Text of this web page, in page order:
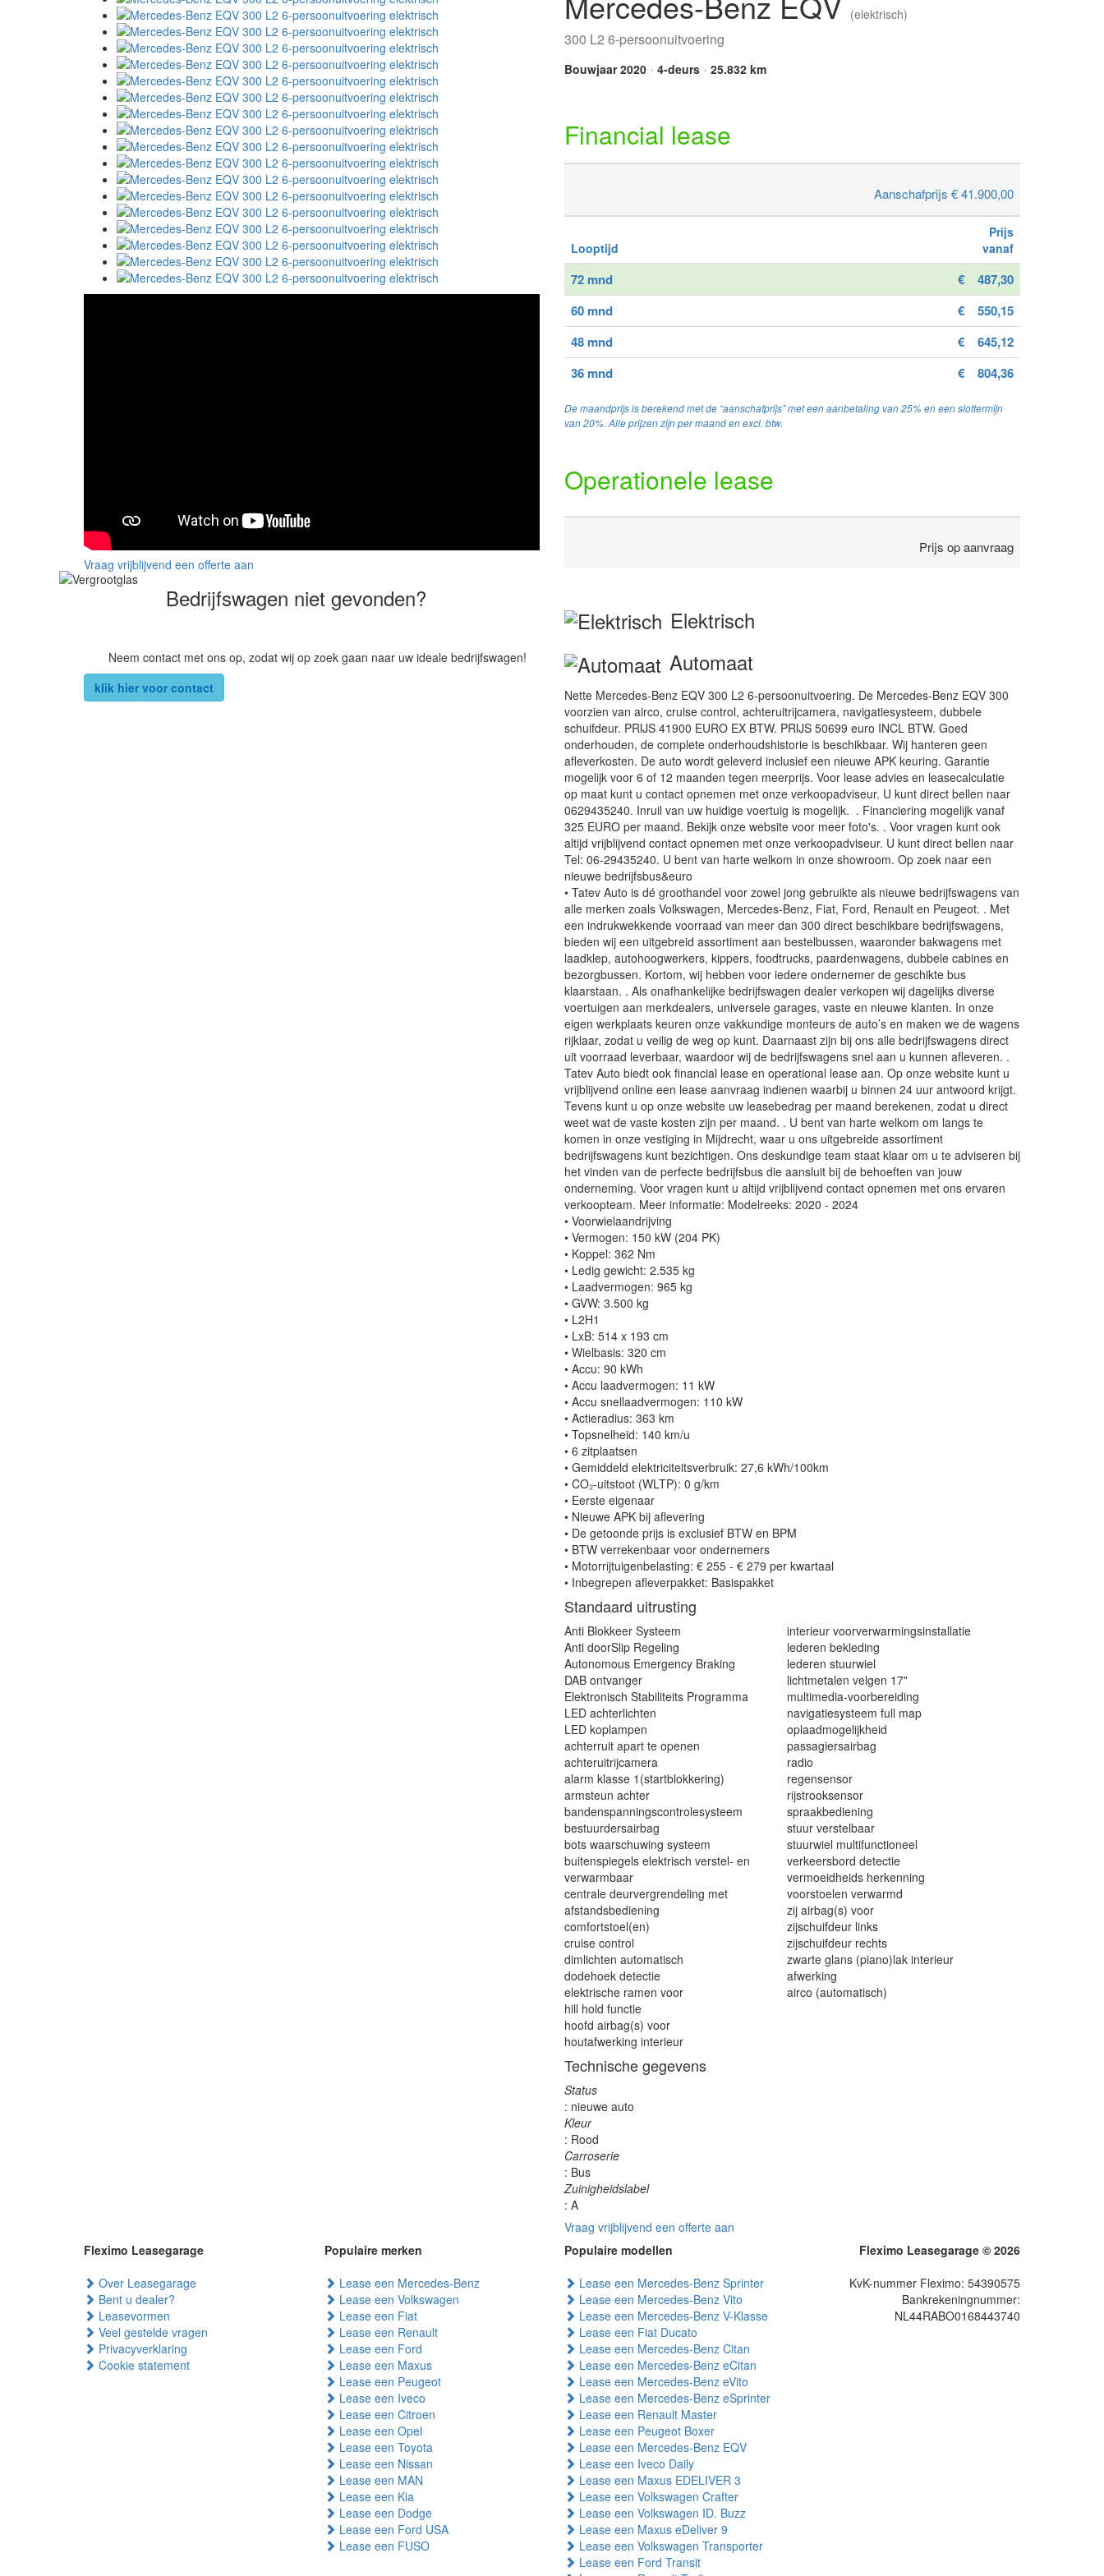
Vraag vrijblijvend een offerte aan
Bedrijfswagen niet gevonden?
Neem contact met ons op, zodat wij op zoek gaan naar uw ideale bedrijfswagen!
klik hier voor contact
(elektrisch)
300 L2 6-persoonuitvoering
Bouwjaar 2020 • 4-deurs • 25.832 km
Financial lease
Aanschafprijs € 41.900,00
Looptijd
Prijs
vanaf
72 mnd €
487,30
60 mnd
€
550,15
48 mnd
€
645,12
36 mnd
€ 804,36
De maandprijs is berekend met de “aanschafprijs” met een aanbetaling van 25% en een slottermijn
van 20%. Alle prijzen zijn per maand en excl. btw.
Operationele lease
Prijs op aanvraag
Elektrisch
Automaat
Nette Mercedes-Benz EQV 300 L2 6-persoonuitvoering. De Mercedes-Benz EQV 300
voorzien van airco, cruise control, achteruitrijcamera, navigatiesysteem, dubbele
schuifdeur. PRIJS 41900 EURO EX BTW. PRIJS 50699 euro INCL BTW. Goed
onderhouden, de complete onderhoudshistorie is beschikbaar. Wij hanteren geen
afleverkosten. De auto wordt geleverd inclusief een nieuwe APK keuring. Garantie
mogelijk voor 6 of 12 maanden tegen meerprijs. Voor lease advies en leasecalculatie
op maat kunt u contact opnemen met onze verkoopadviseur. U kunt direct bellen naar
0629435240. Inruil van uw huidige voertuig is mogelijk. . Financiering mogelijk vanaf
325 EURO per maand. Bekijk onze website voor meer foto's. . Voor vragen kunt ook
altijd vrijblijvend contact opnemen met onze verkoopadviseur. U kunt direct bellen naar
Tel: 06-29435240. U bent van harte welkom in onze showroom. Op zoek naar een
nieuwe bedrijfsbus&euro
• Tatev Auto is dé groothandel voor zowel jong gebruikte als nieuwe bedrijfswagens van
alle merken zoals Volkswagen, Mercedes-Benz, Fiat, Ford, Renault en Peugeot. . Met
een indrukwekkende voorraad van meer dan 300 direct beschikbare bedrijfswagens,
bieden wij een uitgebreid assortiment aan bestelbussen, waaronder bakwagens met
laadklep, autohoogwerkers, kippers, foodtrucks, paardenwagens, dubbele cabines en
bezorgbussen. Kortom, wij hebben voor iedere ondernemer de geschikte bus
klaarstaan. . Als onafhankelijke bedrijfswagen dealer verkopen wij dagelijks diverse
voertuigen aan merkdealers, universele garages, vaste en nieuwe klanten. In onze
eigen werkplaats keuren onze vakkundige monteurs de auto’s en maken we de wagens
rijklaar, zodat u veilig de weg op kunt. Daarnaast zijn bij ons alle bedrijfswagens direct
uit voorraad leverbaar, waardoor wij de bedrijfswagens snel aan u kunnen afleveren. .
Tatev Auto biedt ook financial lease en operational lease aan. Op onze website kunt u
vrijblijvend online een lease aanvraag indienen waarbij u binnen 24 uur antwoord krijgt.
Tevens kunt u op onze website uw leasebedrag per maand berekenen, zodat u direct
weet wat de vaste kosten zijn per maand. . U bent van harte welkom om langs te
komen in onze vestiging in Mijdrecht, waar u ons uitgebreide assortiment
bedrijfswagens kunt bezichtigen. Ons deskundige team staat klaar om u te adviseren bij
het vinden van de perfecte bedrijfsbus die aansluit bij de behoeften van jouw
onderneming. Voor vragen kunt u altijd vrijblijvend contact opnemen met ons ervaren
verkoopteam. Meer informatie: Modelreeks: 2020 - 2024
• Voorwielaandrijving
• Vermogen: 150 kW (204 PK)
• Koppel: 362 Nm
• Ledig gewicht: 2.535 kg
• Laadvermogen: 965 kg
• GVW: 3.500 kg
• L2H1
• LxB: 514 x 193 cm
• Wielbasis: 320 cm
• Accu: 90 kWh
• Accu laadvermogen: 11 kW
• Accu snellaadvermogen: 110 kW
• Actieradius: 363 km
• Topsnelheid: 140 km/u
• 6 zitplaatsen
• Gemiddeld elektriciteitsverbruik: 27,6 kWh/100km
• CO₂-uitstoot (WLTP): 0 g/km
• Eerste eigenaar
• Nieuwe APK bij aflevering
• De getoonde prijs is exclusief BTW en BPM
• BTW verrekenbaar voor ondernemers
• Motorrijtuigenbelasting: € 255 - € 279 per kwartaal
• Inbegrepen afleverpakket: Basispakket
Standaard uitrusting
Anti Blokkeer Systeem
Anti doorSlip Regeling
Autonomous Emergency Braking
DAB ontvanger
Elektronisch Stabiliteits Programma
LED achterlichten
LED koplampen
achterruit apart te openen
achteruitrijcamera
alarm klasse 1(startblokkering)
armsteun achter
bandenspanningscontrolesysteem
bestuurdersairbag
bots waarschuwing systeem
buitenspiegels elektrisch verstel- en
verwarmbaar
centrale deurvergrendeling met
afstandsbediening
comfortstoel(en)
cruise control
dimlichten automatisch
dodehoek detectie
elektrische ramen voor
hill hold functie
hoofd airbag(s) voor
houtafwerking interieur
interieur voorverwarmingsinstallatie
lederen bekleding
lederen stuurwiel
lichtmetalen velgen 17"
multimedia-voorbereiding
navigatiesysteem full map
oplaadmogelijkheid
passagiersairbag
radio
regensensor
rijstrooksensor
spraakbediening
stuur verstelbaar
stuurwiel multifunctioneel
verkeersbord detectie
vermoeidheids herkenning
voorstoelen verwarmd
zij airbag(s) voor
zijschuifdeur links
zijschuifdeur rechts
zwarte glans (piano)lak interieur
afwerking
airco (automatisch)
Technische gegevens
Status
: nieuwe auto
Kleur
: Rood
Carroserie
: Bus
Zuinigheidslabel
: A
Vraag vrijblijvend een offerte aan
Fleximo Leasegarage
Over Leasegarage
Bent u dealer?
Leasevormen
Veel gestelde vragen
Privacyverklaring
Cookie statement
Populaire merken
Lease een Mercedes-Benz
Lease een Volkswagen
Lease een Fiat
Lease een Renault
Lease een Ford
Lease een Maxus
Lease een Peugeot
Lease een Iveco
Lease een Citroen
Lease een Opel
Lease een Toyota
Lease een Nissan
Lease een MAN
Lease een Kia
Lease een Dodge
Lease een Ford USA
Lease een FUSO
Populaire modellen
Lease een Mercedes-Benz Sprinter
Lease een Mercedes-Benz Vito
Lease een Mercedes-Benz V-Klasse
Lease een Fiat Ducato
Lease een Mercedes-Benz Citan
Lease een Mercedes-Benz eCitan
Lease een Mercedes-Benz eVito
Lease een Mercedes-Benz eSprinter
Lease een Renault Master
Lease een Peugeot Boxer
Lease een Mercedes-Benz EQV
Lease een Iveco Daily
Lease een Maxus EDELIVER 3
Lease een Volkswagen Crafter
Lease een Volkswagen ID. Buzz
Lease een Maxus eDeliver 9
Lease een Volkswagen Transporter
Lease een Ford Transit
Fleximo Leasegarage © 2026
KvK-nummer Fleximo: 54390575
Bankrekeningnummer:
NL44RABO0168443740